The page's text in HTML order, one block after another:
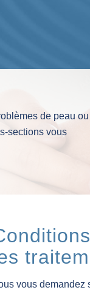
de peau ou
sections vous
vous demandez